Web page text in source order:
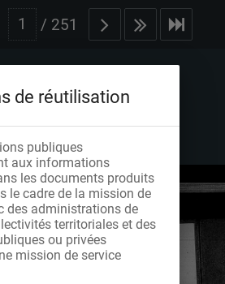
/ 251
de réutilisation
publiques
aux informations
les documents produits
le cadre de la mission de
des administrations de
territoriales et des
ou privées
mission de service